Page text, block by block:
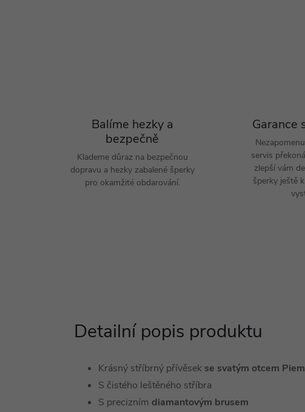
Balíme hezky a
bezpečně
Klademe důraz na bezpečnou
dopravu a hezky zabalené šperky
pro okamžité obdarování.
Garance
servis
zlepší vám
šperky ještě
Detailní popis produktu
Krásný stříbrný přívěsek se svatým otcem Piem
S čistého leštěného stříbra
S precizním diamantovým brusem